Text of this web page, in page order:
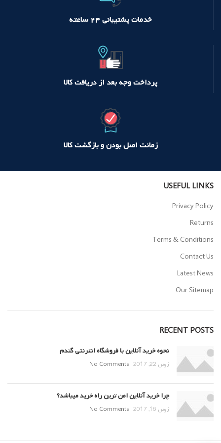
خدمات پشتیبانی ۲۴ ساعته
پرداخت وجه بعد از دریافت کالا
زمانت اصل بودن و بازگشت کالا
USEFUL LINKS
Privacy Policy
Returns
Terms & Conditions
Contact Us
Latest News
Our Sitemap
RECENT POSTS
نحوه خرید آنلاین با فروشگاه انترنتی گندم
ژوئن 22, 2017 No Comments
چرا خرید آنلاین امن ترین راه خرید میباشد؟
ژوئن 16, 2017 No Comments